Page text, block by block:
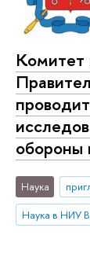
Комитет
обороны
Наука
Наука в НИУ